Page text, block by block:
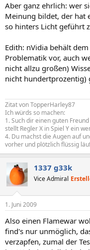
Aber ganz ehrlich: wer
Meinung bildet, der hat
so hinters Licht geführt
Edith: nVidia behält
Problematik vor, auch
nicht allzu großen)
nicht hundertprozentig)
Zitat von TopperHarley87
Ich würds so machen:
1. Such dir einen guten
stellt Regler X in Spiel Y ein
4. Du machst die Augen auf
vorher und plötzlich flüssig
1337 g33k
Vice Admiral
1. Juni 2009
Also einen Flamewar
find's nur unmöglich,
verzapfen, zumal der